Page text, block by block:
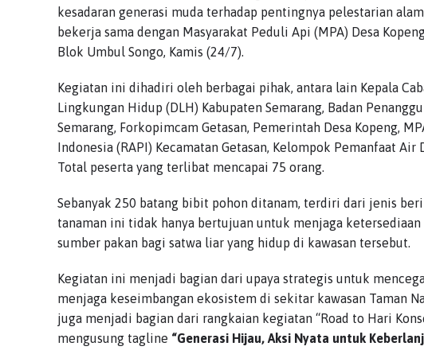
kesadaran generasi muda terhadap pentingnya pelestarian
bekerja sama dengan Masyarakat Peduli Api (MPA) Desa
Blok Umbul Songo, Kamis (24/7).
Kegiatan ini dihadiri oleh berbagai pihak, antara lain Kepala
Lingkungan Hidup (DLH) Kabupaten Semarang, Badan
Semarang, Forkopimcam Getasan, Pemerintah Desa Kopeng,
Indonesia (RAPI) Kecamatan Getasan, Kelompok Pemanfaat Air
Total peserta yang terlibat mencapai 75 orang.
Sebanyak 250 batang bibit pohon ditanam, terdiri dari jenis
tanaman ini tidak hanya bertujuan untuk menjaga
sumber pakan bagi satwa liar yang hidup di kawasan tersebut.
Kegiatan ini menjadi bagian dari upaya strategis untuk
menjaga keseimbangan ekosistem di sekitar kawasan Taman
juga menjadi bagian dari rangkaian kegiatan “Road to Hari
mengusung tagline “Generasi Hijau, Aksi Nyata untuk